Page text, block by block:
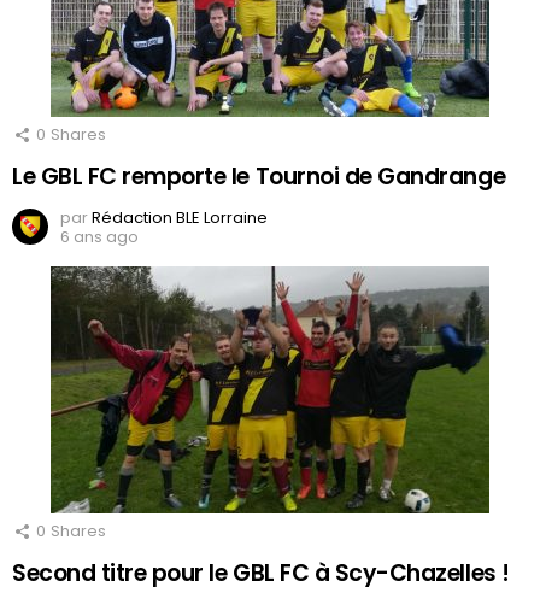
0 Shares
Le GBL FC remporte le Tournoi de Gandrange
parRédaction BLE Lorraine
6 ans ago
0 Shares
Second titre pour le GBL FC à Scy-Chazelles !